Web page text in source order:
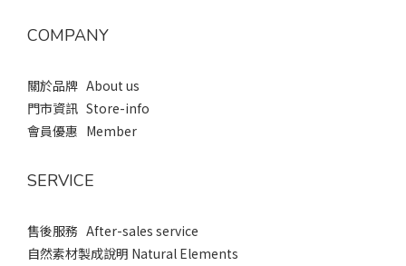
COMPANY
關於品牌 About us
門市資訊 Store-info
會員優惠 Member
SERVICE
售後服務 After-sales service
自然素材製成說明 Natural Elements